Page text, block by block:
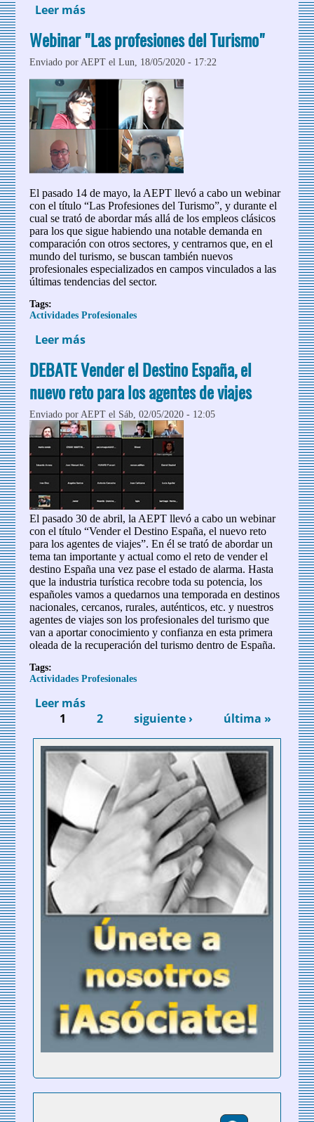
Leer más sobre La AEPT celebra el Día Mundial del
Webinar "Las profesiones del Turismo"
Enviado porAEPT el Lun, 18/05/2020 - 17:22
El pasado 14 de mayo, la AEPT llevó a cabo un webinar
con el título “Las Profesiones del Turismo”, y durante el
cual se trató de abordar más allá de los empleos clásicos
para los que sigue habiendo una notable demanda en
comparación con otros sectores, y centrarnos que, en el
mundo del turismo, se buscan también nuevos
profesionales especializados en campos vinculados a las
últimas tendencias del sector.
Tags:
Actividades Profesionales
Leer más
DEBATE Vender el Destino España, el
nuevo reto para los agentes de viajes
Enviado porAEPT el Sáb, 02/05/2020 - 12:05
El pasado 30 de abril, la AEPT llevó a cabo un webinar
con el título “Vender el Destino España, el nuevo reto
para los agentes de viajes”. En él se trató de abordar un
tema tan importante y actual como el reto de vender el
destino España una vez pase el estado de alarma. Hasta
que la industria turística recobre toda su potencia, los
españoles vamos a quedarnos una temporada en destinos
nacionales, cercanos, rurales, auténticos, etc. y nuestros
agentes de viajes son los profesionales del turismo que
van a aportar conocimiento y confianza en esta primera
oleada de la recuperación del turismo dentro de España.
Tags:
Actividades Profesionales
Leer más sobre DEBATE Vender el Destino España,
el nuevo reto para los agentes de viajes
Páginas
1 2 siguiente › última »